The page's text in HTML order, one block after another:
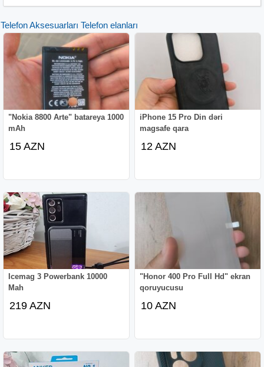
Telefon Aksesuarları Telefon elanları
"Nokia 8800 Arte" batareya 1000
mAh
15 AZN
iPhone 15 Pro Din dəri
magsafe qara
12 AZN
Icemag 3 Powerbank 10000
Mah
219 AZN
"Honor 400 Pro Full Hd" ekran
qoruyucusu
10 AZN